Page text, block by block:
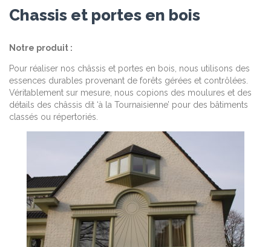
Chassis et portes en bois
Notre produit :
Pour réaliser nos châssis et portes en bois, nous utilisons des
essences durables provenant de forêts gérées et contrôlées.
Véritablement sur mesure, nous copions des moulures et des
détails des châssis dit ‘à la Tournaisienne’ pour des bâtiments
classés ou répertoriés.